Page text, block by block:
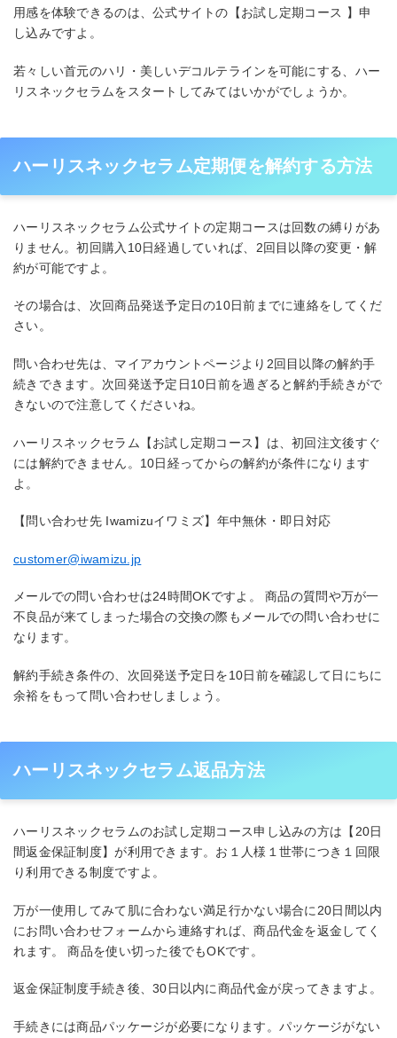
用感を体験できるのは、公式サイトの【お試し定期コース 】申
し込みですよ。
若々しい首元のハリ・美しいデコルテラインを可能にする、ハー
リスネックセラムをスタートしてみてはいかがでしょうか。
ハーリスネックセラム定期便を解約する方法
ハーリスネックセラム公式サイトの定期コースは回数の縛りがあ
りません。初回購入10日経過していれば、2回目以降の変更・解
約が可能ですよ。
その場合は、次回商品発送予定日の10日前までに連絡をしてくだ
さい。
問い合わせ先は、マイアカウントページより2回目以降の解約手
続きできます。次回発送予定日10日前を過ぎると解約手続きがで
きないので注意してくださいね。
ハーリスネックセラム【お試し定期コース】は、初回注文後すぐ
には解約できません。10日経ってからの解約が条件になります
よ。
【問い合わせ先 Iwamizuイワミズ】年中無休・即日対応
customer@iwamizu.jp
メールでの問い合わせは24時間OKですよ。 商品の質問や万が一
不良品が来てしまった場合の交換の際もメールでの問い合わせに
なります。
解約手続き条件の、次回発送予定日を10日前を確認して日にちに
余裕をもって問い合わせしましょう。
ハーリスネックセラム返品方法
ハーリスネックセラムのお試し定期コース申し込みの方は【20日
間返金保証制度】が利用できます。お１人様１世帯につき１回限
り利用できる制度ですよ。
万が一使用してみて肌に合わない満足行かない場合に20日間以内
にお問い合わせフォームから連絡すれば、商品代金を返金してく
れます。 商品を使い切った後でもOKです。
返金保証制度手続き後、30日以内に商品代金が戻ってきますよ。
手続きには商品パッケージが必要になります。パッケージがない